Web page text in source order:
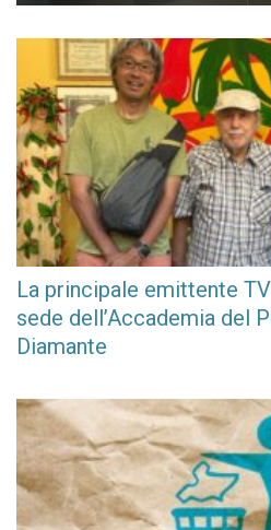
impianti di produzione di
CarbonEra: la ricetta italiana per
il team di RIRC – Rete Italiana
La principale emittente
sede dell’Accademia del
Diamante